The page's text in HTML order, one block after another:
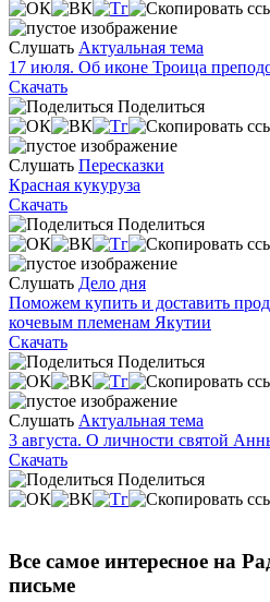
Слушать Актуальная тема
17 июля. Об иконе Троица
Скачать
Поделиться
Слушать Пересказки
Красная кукуруза
Скачать
Поделиться
Слушать Дело дня
Поможем купить и доставить
кочевым племенам Якутии
Скачать
Поделиться
Слушать Актуальная тема
3 августа. О личности святой
Скачать
Поделиться
Все самое интересное на
письме